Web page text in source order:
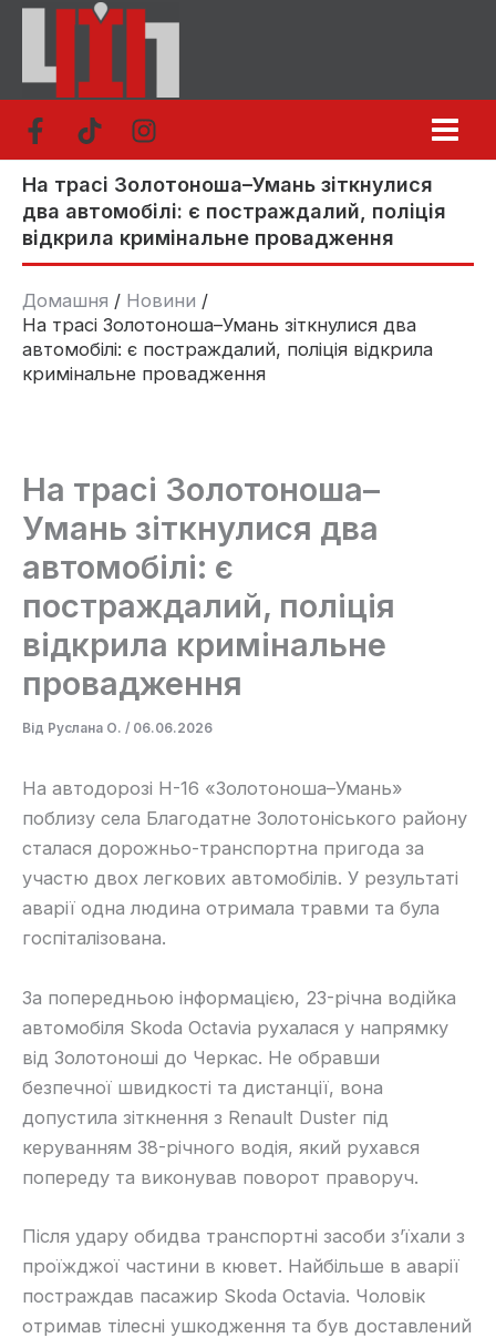
Перейти
вмісту
На трасі Золотоноша–Умань зіткнулися
два автомобілі: є постраждалий, поліція
відкрила кримінальне провадження
Домашня
Новини
На трасі Золотоноша–Умань зіткнулися два
автомобілі: є постраждалий, поліція відкрила
кримінальне провадження
На трасі Золотоноша–
Умань зіткнулися два
автомобілі: є
постраждалий, поліція
відкрила кримінальне
провадження
Від Руслана О. / 06.06.2026
На автодорозі Н-16 «Золотоноша–Умань»
поблизу села Благодатне Золотоніського району
сталася дорожньо-транспортна пригода за
участю двох легкових автомобілів. У результаті
аварії одна людина отримала травми та була
госпіталізована.
За попередньою інформацією, 23-річна водійка
автомобіля Skoda Octavia рухалася у напрямку
від Золотоноші до Черкас. Не обравши
безпечної швидкості та дистанції, вона
допустила зіткнення з Renault Duster під
керуванням 38-річного водія, який рухався
попереду та виконував поворот праворуч.
Після удару обидва транспортні засоби з’їхали з
проїжджої частини в кювет. Найбільше в аварії
постраждав пасажир Skoda Octavia. Чоловік
отримав тілесні ушкодження та був доставлений